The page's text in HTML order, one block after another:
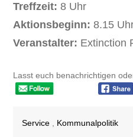
Treffzeit: 8 Uhr
Aktionsbeginn: 8.15
Veranstalter: Extinction
Lasst euch benachrichtigen
Service Kommunalpolitik